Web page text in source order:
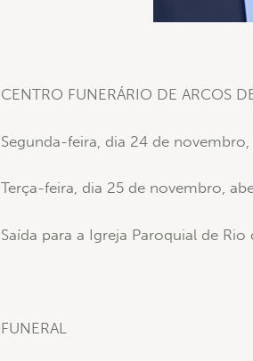
CENTRO FUNERÁRIO DE ARCOS
Segunda-feira, dia 24 de
Terça-feira, dia 25 de novembro,
Saída para a Igreja Paroquial de
FUNERAL